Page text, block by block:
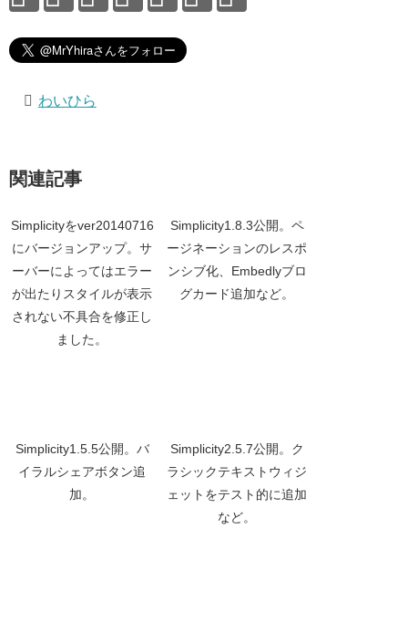
わいひら
関連記事
Simplicityをver20140716
にバージョンアップ。サ
ーバーによってはエラー
が出たりスタイルが表示
されない不具合を修正し
ました。
Simplicity1.8.3公開。ペ
ージネーションのレスポ
ンシブ化、Embedlyブロ
グカード追加など。
Simplicity1.5.5公開。バ
イラルシェアボタン追
加。
Simplicity2.5.7公開。ク
ラシックテキストウィジ
ェットをテスト的に追加
など。